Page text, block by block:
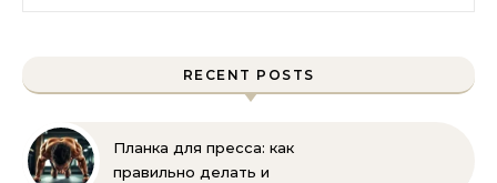
RECENT POSTS
Планка для пресса: как
правильно делать и